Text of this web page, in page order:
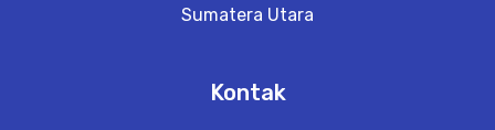
Sumatera Utara
Kontak